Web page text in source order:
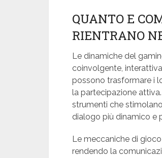
QUANTO E
RIENTRANO
Le dinamiche del
coinvolgente,
possono trasformare i
la partecipazione
strumenti che
dialogo più dinamico e
Le meccaniche di
rendendo la